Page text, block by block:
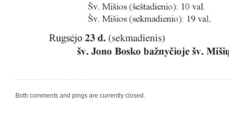
Both comments and pings are currently closed.